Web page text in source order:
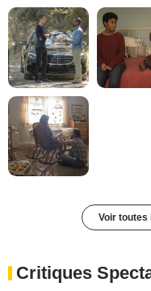
Voir toutes
Critiques